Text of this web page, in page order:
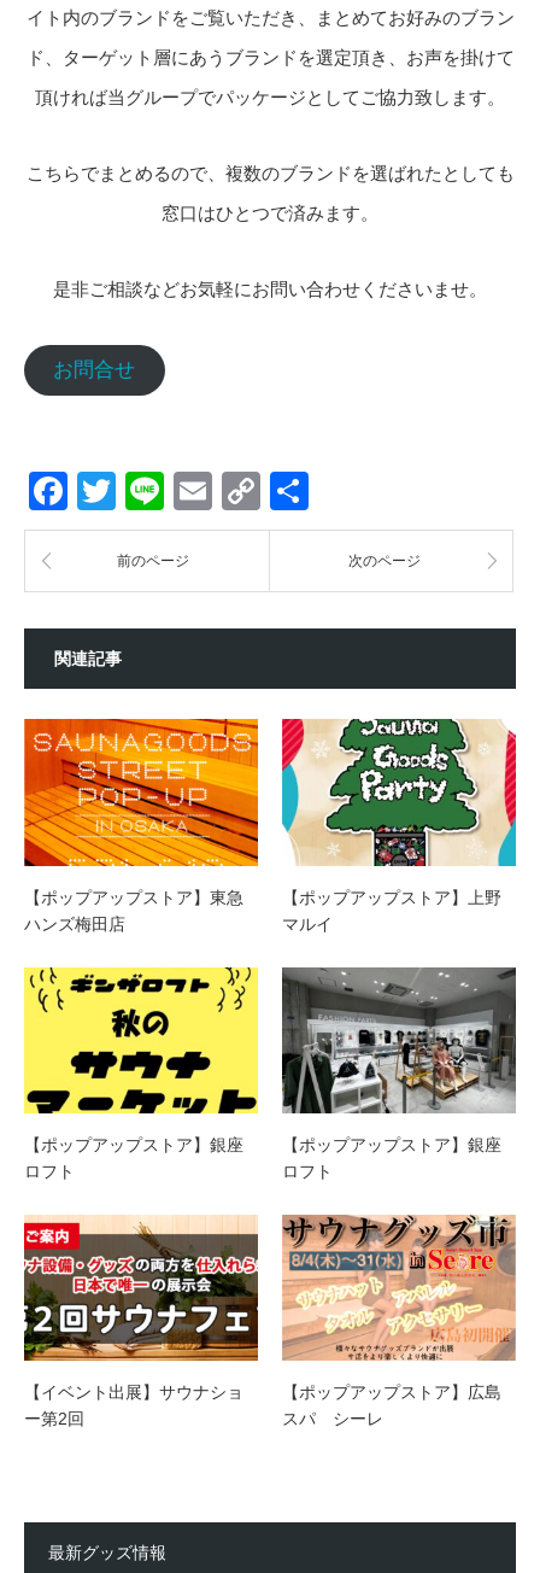
イト内のブランドをご覧いただき、まとめてお好みのブラン
ド、ターゲット層にあうブランドを選定頂き、お声を掛けて
頂ければ当グループでパッケージとしてご協力致します。
こちらでまとめるので、複数のブランドを選ばれたとしても
窓口はひとつで済みます。
是非ご相談などお気軽にお問い合わせくださいませ。
お問合せ
Facebook
Twitter
LineEmail
Copy
Link
有
前のページ 次のページ
関連記事
【ポップアップストア】東急
ハンズ梅田店
【ポップアップストア】上野
マルイ
【ポップアップストア】銀座
ロフト
【ポップアップストア】銀座
ロフト
【イベント出展】サウナショ
ー第2回
【ポップアップストア】広島
スパ シーレ
最新グッズ情報